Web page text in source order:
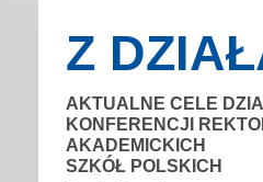
Z
AKTUALNE CELE
KONFERENCJI
AKADEMICKICH
SZKÓŁ POLSKICH